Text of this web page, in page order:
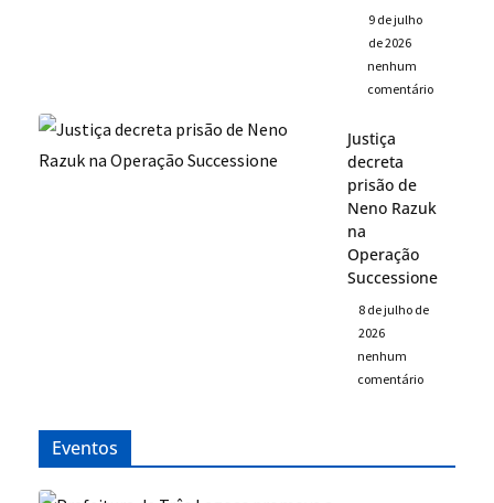
9 de julho
de 2026
nenhum
comentário
Justiça
decreta
prisão de
Neno Razuk
na
Operação
Successione
8 de julho de
2026
nenhum
comentário
Eventos